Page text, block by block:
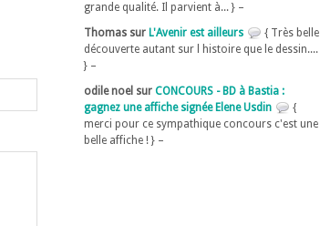
grande qualité. Il parvient à... } –
Thomas sur L'Avenir est ailleurs
{ Très belle
découverte autant sur l histoire que le dessin....
} –
odile noel sur CONCOURS - BD à Bastia :
gagnez une affiche signée Elene Usdin
{
merci pour ce sympathique concours c'est une
belle affiche ! } –